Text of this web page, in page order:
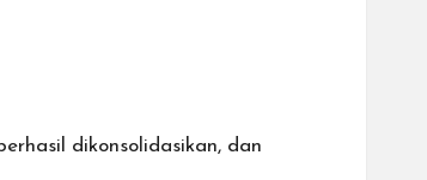
dikonsolidasikan, dan